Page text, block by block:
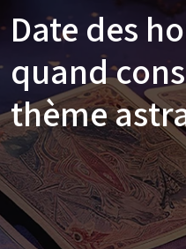
Date des
quand
thème